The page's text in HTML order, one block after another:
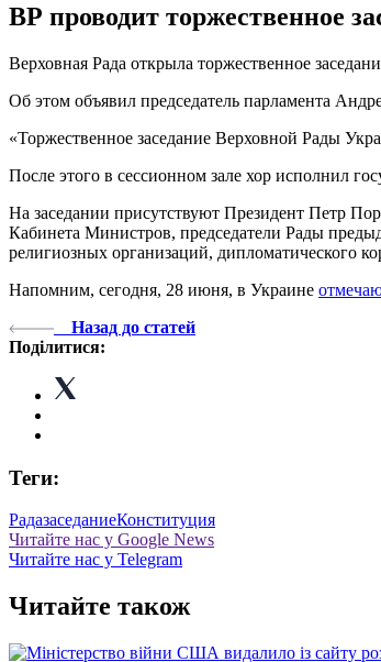
ВР проводит торжественное
Верховная Рада открыла торжественное
Об этом объявил председатель парламента
«Торжественное заседание Верховной Рады
После этого в сессионном зале хор исполнил
На заседании присутствуют Президент Петр
Кабинета Министров, председатели Рады
религиозных организаций, дипломатического
Напомним, сегодня, 28 июня, в Украине
Назад до статей
Поділитися:
Теги:
РадазаседаниеКонституция
Читайте нас у Google News
Читайте нас у Telegram
Читайте також